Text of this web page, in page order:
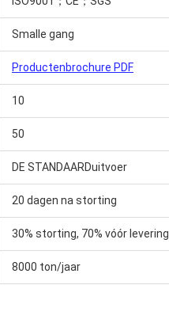
Smalle gang
Productenbrochure PDF
10
50
DE STANDAARDuitvoer
20 dagen na storting
30% storting, 70% vóór levering
8000 ton/jaar